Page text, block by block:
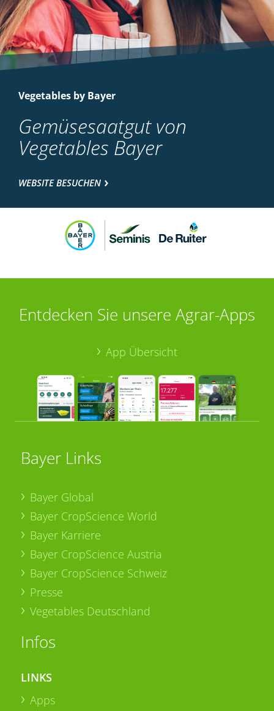
Vegetables by Bayer
Gemüsesaatgut von
Vegetables Bayer
WEBSITE BESUCHEN
Entdecken Sie unsere Agrar-Apps
App Übersicht
Bayer Links
Bayer Global
Bayer CropScience World
Bayer Karriere
Bayer CropScience Austria
Bayer CropScience Schweiz
Presse
Vegetables Deutschland
Infos
LINKS
Apps